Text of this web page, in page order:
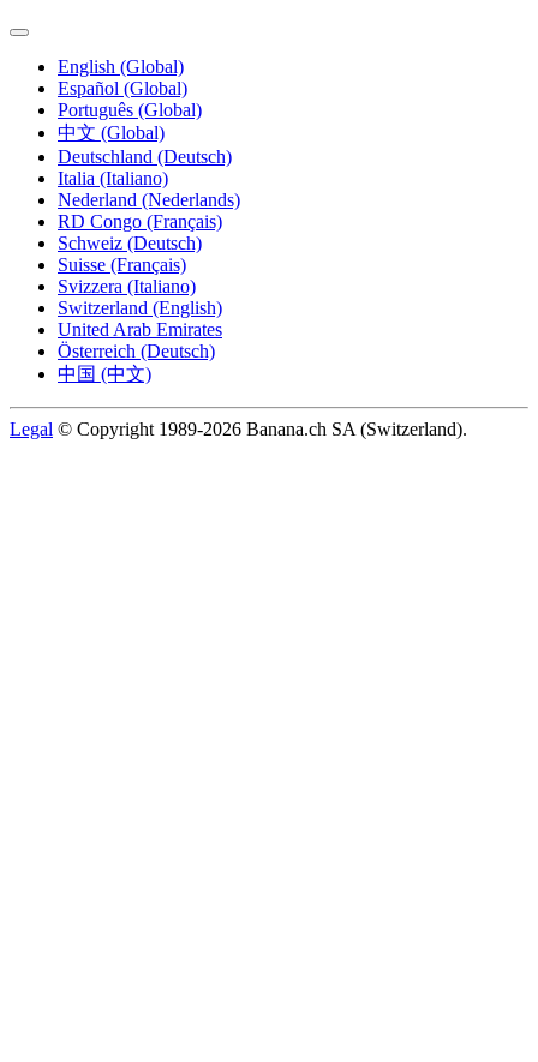
English (Global)
Español (Global)
Português (Global)
中文 (Global)
Deutschland (Deutsch)
Italia (Italiano)
Nederland (Nederlands)
RD Congo (Français)
Schweiz (Deutsch)
Suisse (Français)
Svizzera (Italiano)
Switzerland (English)
United Arab Emirates
Österreich (Deutsch)
中国 (中文)
Legal © Copyright 1989-2026 Banana.ch SA (Switzerland).